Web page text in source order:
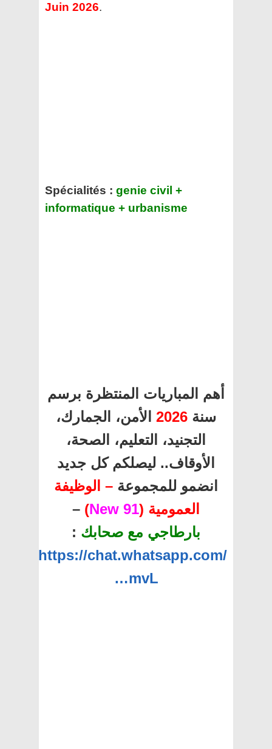
Juin 2026.
Spécialités : genie civil +
informatique + urbanisme
أهم المباريات المنتظرة برسم
سنة 2026 الأمن، الجمارك،
التجنيد، التعليم، الصحة،
الأوقاف.. ليصلكم كل جديد
انضمو للمجموعة – الوظيفة
العمومية (91 New
)
–
بارطاجي مع صحابك :
https://chat.whatsapp.com/
…mvL